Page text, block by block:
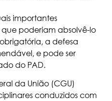
importantes
poderiam absolvê-lo
a defesa
e pode ser
do PAD.
da União (CGU)
conduzidos com